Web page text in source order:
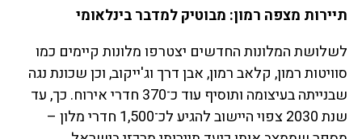
תיירות מצפה רמון: מבוטיק למדבר בינלאומי
לשלושת המלונות החדשים יצטרפו מלונות קיימים כמו
סוויטות רמון, קלאב רמון, אבן דרך וג'ייקוב, וכן שכונת נגה
שבנייתה בעיצומה ותוסיף עוד כ־370 חדרי אירוח. כך, עד
שנת 2030 צפוי היישוב להגיע לכ־1,500 חדרי מלון –